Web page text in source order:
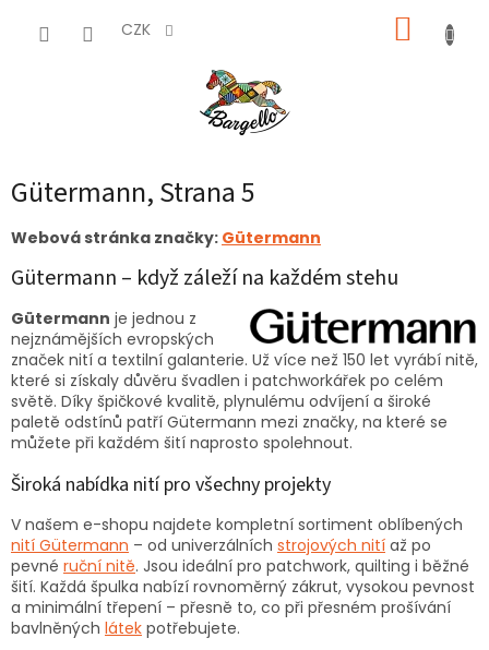
CZK
Gütermann, Strana 5
Webová stránka značky: Gütermann
Gütermann – když záleží na každém stehu
Gütermann je jednou z
nejznámějších evropských
značek nití a textilní galanterie. Už více než 150 let vyrábí nitě,
které si získaly důvěru švadlen i patchworkářek po celém
světě. Díky špičkové kvalitě, plynulému odvíjení a široké
paletě odstínů patří Gütermann mezi značky, na které se
můžete při každém šití naprosto spolehnout.
Široká nabídka nití pro všechny projekty
V našem e-shopu najdete kompletní sortiment oblíbených
nití Gütermann – od univerzálních strojových nití až po
pevné ruční nitě. Jsou ideální pro patchwork, quilting i běžné
šití. Každá špulka nabízí rovnoměrný zákrut, vysokou pevnost
a minimální třepení – přesně to, co při přesném prošívání
bavlněných látek potřebujete.